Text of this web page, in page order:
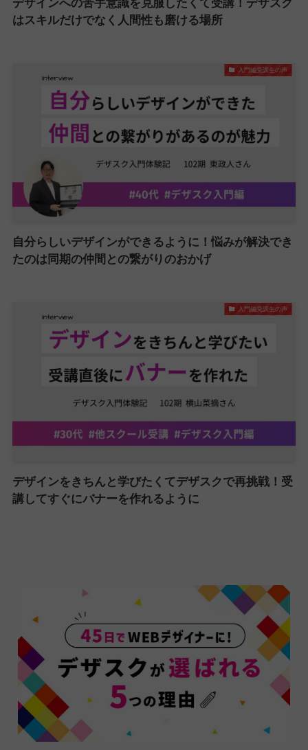
デザインへの苦手意識を克服したくて受講！デザスク
はスキルだけでなく人間性も磨ける場所
入門編受講生の声
自分らしいデザインができるように！悩みが解決でき
たのは同期の仲間との繋がりのおかげ
入門編受講生の声
デザインをきちんと学びたくてデザスクで再挑戦！受
講してすぐにバナーを作れるように